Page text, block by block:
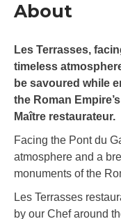
About
Les Terrasses,
timeless
be savoured while
the Roman
Maître restaurateur.
Facing the Pont du
atmosphere and a
monuments of the
Les Terrasses
by our Chef around